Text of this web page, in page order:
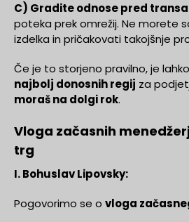
C) Gradite odnose pred
poteka prek omrežij. Ne morete
izdelka in pričakovati takojšnje
Če je to storjeno pravilno, je
najbolj donosnih regij za
moraš na dolgi rok.
Vloga začasnih
trg
I. Bohuslav Lipovsky:
Pogovorimo se o vloga